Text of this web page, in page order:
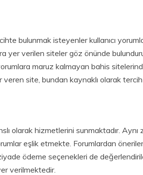
bulunmak isteyenler kullanıcı
yer verilen siteler göz önünde
maruz kalmayan bahis
veren site, bundan kaynaklı olarak
olarak hizmetlerini sunmaktadır. Aynı
eşlik etmekte. Forumlardan
ödeme seçenekleri de
verilmektedir.
Mobil
BU KEZ
SAMSUNG
GALAXY NOTE
20 ULTRA DEĞIL,
2020
Bilim
TORCHLIGHT II
ÜCRETSIZ OLDU
15 Temmuz
2020